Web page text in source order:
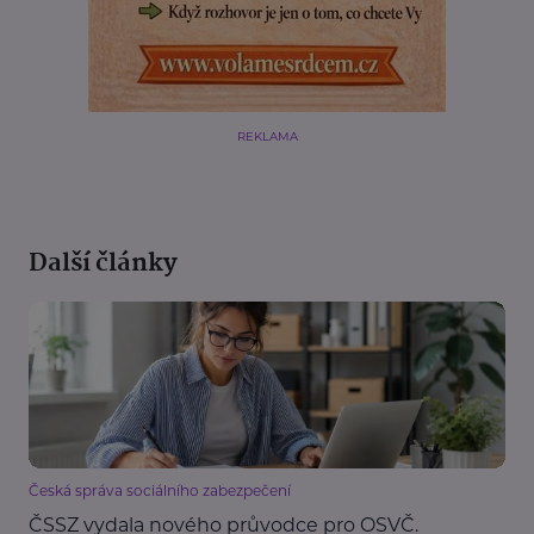
REKLAMA
Další články
Česká správa sociálního zabezpečení
ČSSZ vydala nového průvodce pro OSVČ.